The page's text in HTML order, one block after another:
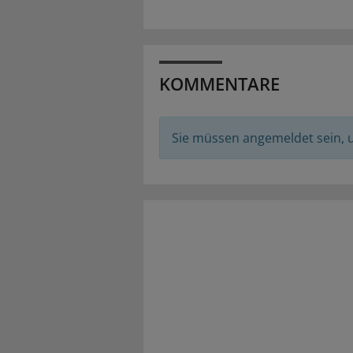
KOMMENTARE
Sie müssen angemeldet